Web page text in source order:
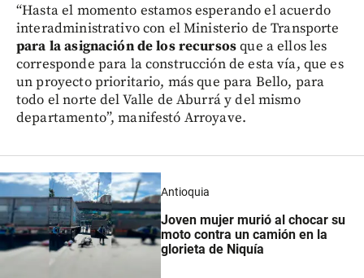
“Hasta el momento estamos esperando el acuerdo
interadministrativo con el Ministerio de Transporte
para la asignación de los recursosque a ellos les
corresponde para la construcción de esta vía, que es
un proyecto prioritario, más que para Bello, para
todo el norte del Valle de Aburrá y del mismo
departamento”, manifestó Arroyave.
Antioquia
Joven mujer murió al chocar su
moto contra un camión en la
glorieta de Niquía